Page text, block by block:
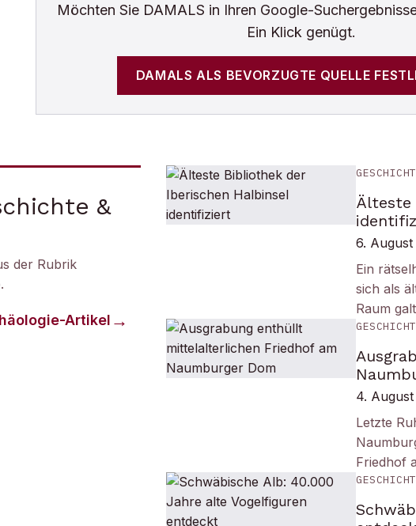
Möchten Sie DAMALS in Ihren Google-
Ein Klick genügt.
DAMALS ALS BEVORZUGTE QUELLE
&
der Rubrik
.
-Artikel
Älteste
6. August
Ein
sich als
Raum
4.
Letzte
Friedhof